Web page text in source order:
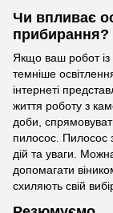
Чи впливає
прибирання?
Якщо ваш робот із
темніше
інтернеті
життя роботу з
доби,
пилосос. Пилосос
дій та уваги.
допомагати
схиляють свій